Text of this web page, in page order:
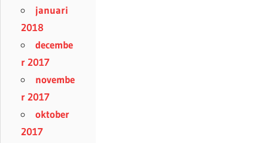
januari
2018
decembe
r 2017
novembe
r 2017
oktober
2017